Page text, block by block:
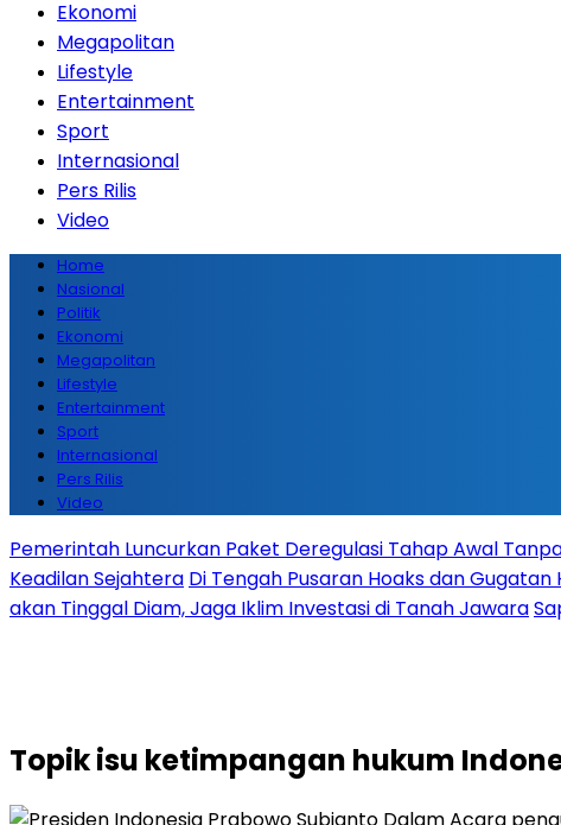
Ekonomi
Megapolitan
Lifestyle
Entertainment
Sport
Internasional
Pers Rilis
Video
Home
Nasional
Politik
Ekonomi
Megapolitan
Lifestyle
Entertainment
Sport
Internasional
Pers Rilis
Video
Pemerintah Luncurkan Paket Deregulasi Tahap Awal
Keadilan Sejahtera Di Tengah Pusaran Hoaks dan
akan Tinggal Diam, Jaga Iklim Investasi di Tanah Jawara
Topikisu ketimpangan hukum